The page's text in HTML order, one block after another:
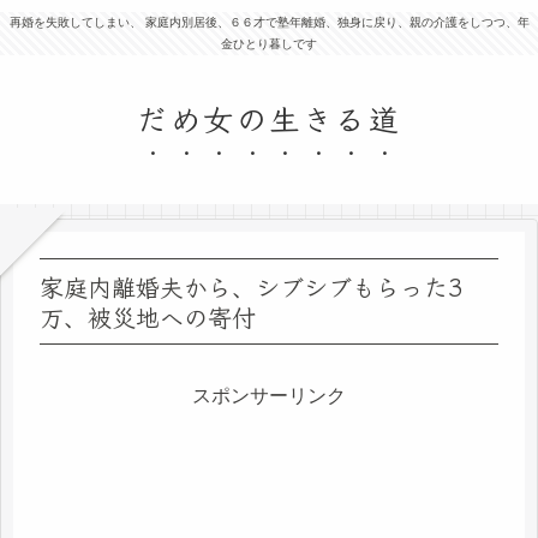
再婚を失敗してしまい、 家庭内別居後、６６才で塾年離婚、独身に戻り、親の介護をしつつ、年
金ひとり暮しです
だめ女の生きる道
家庭内離婚夫から、シブシブもらった3
万、被災地への寄付
スポンサーリンク